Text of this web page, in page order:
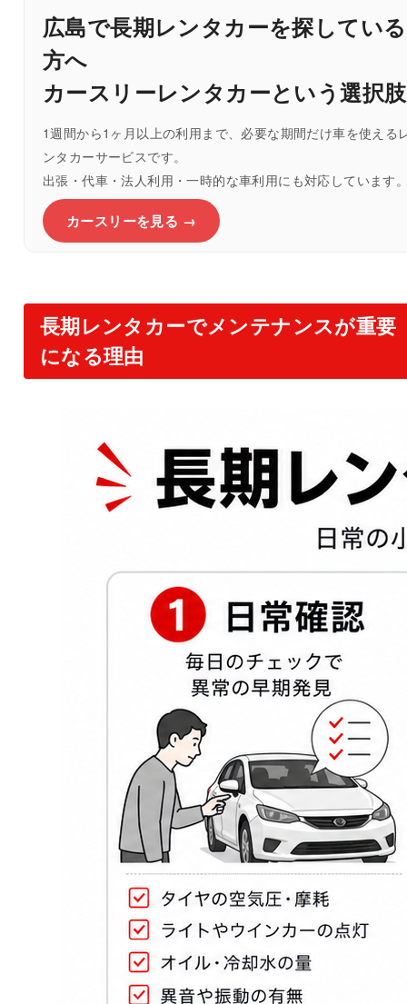
広島で長期レンタカーを探している
方へ
カースリーレンタカーという選択肢
1週間から1ヶ月以上の利用まで、必要な期間だけ車を使える
ンタカーサービスです。
出張・代車・法人利用・一時的な車利用にも対応しています
カースリーを見る →
長期レンタカーでメンテナンスが重要
になる理由